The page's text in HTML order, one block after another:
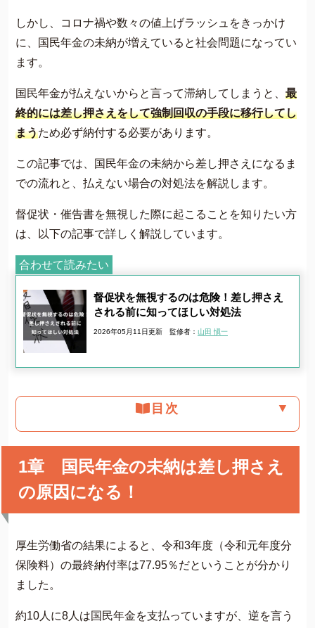
しかし、コロナ禍や数々の値上げラッシュをきっかけ
に、国民年金の未納が増えていると社会問題になってい
ます。
国民年金が払えないからと言って滞納してしまうと、 最
終的には差し押さえをして強制回収の手段に移行してし
まうため必ず納付する必要があります。
この記事では、国民年金の未納から差し押さえになるま
での流れと、払えない場合の対処法を解説します。
督促状・催告書を無視した際に起こることを知りたい方
は、以下の記事で詳しく解説しています。
合わせて読みたい
督促状を無視するのは危険！差し押さえ
される前に知ってほしい対処法
2026年05月11日更新 監修者： 山田 愼一
目次 ▼
1章 国民年金の未納は差し押さえ
の原因になる！
厚生労働省の結果によると、令和3年度（令和元年度分
保険料）の最終納付率は77.95％だということが分かり
ました。
約10人に8人は国民年金を支払っていますが、逆を言う